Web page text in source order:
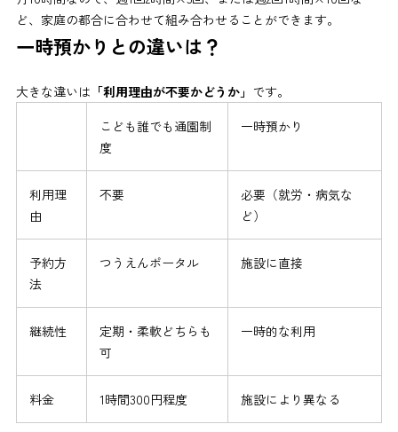
ど、家庭の都合に合わせて組み合わせることができます。
一時預かりとの違いは？
大きな違いは 「利用理由が不要かどうか」 です。
こども誰でも通園制
度
一時預かり
利用理
由
不要
必要（就労・病気な
ど）
予約方
法
つうえんポータル 施設に直接
継続性
定期・柔軟どちらも
可
一時的な利用
料金 1時間300円程度 施設により異なる